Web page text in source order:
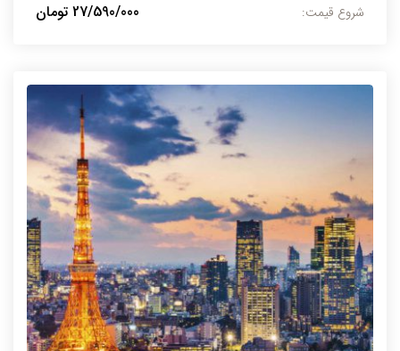
شروع قیمت: 27/590/000 تومان